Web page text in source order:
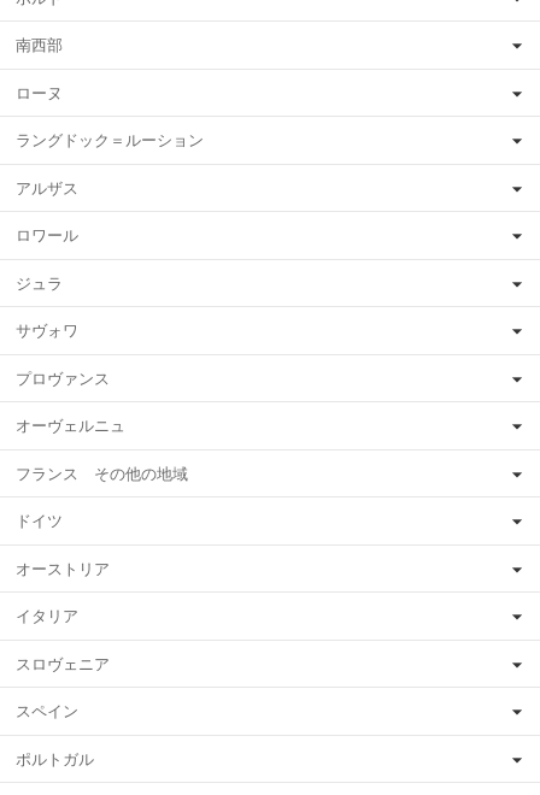
南西部
ローヌ
ラングドック＝ルーション
アルザス
ロワール
ジュラ
サヴォワ
プロヴァンス
オーヴェルニュ
フランス その他の地域
ドイツ
オーストリア
イタリア
スロヴェニア
スペイン
ポルトガル